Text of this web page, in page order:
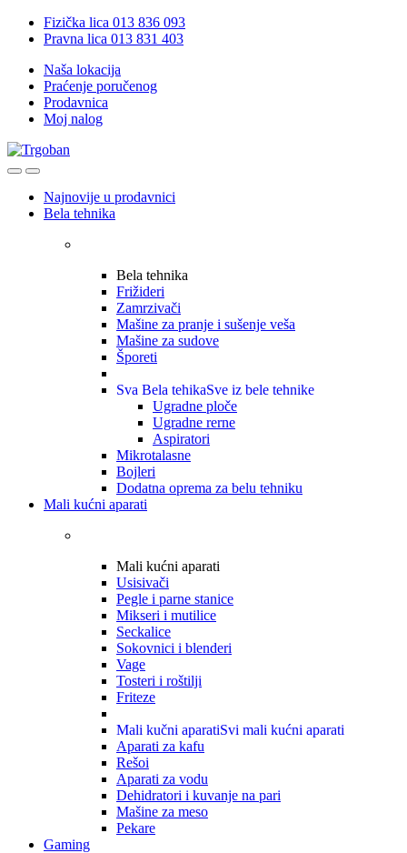
Skip
Skip
Fizička lica 013 836 093
Pravna lica 013 831 403
Naša lokacija
Praćenje poručenog
Prodavnica
Moj nalog
OpenClose
Najnovije u prodavnici
Bela tehnika
Bela tehnika
Frižideri
Zamrzivači
Mašine za pranje i sušenje veša
Mašine za sudove
Šporeti
Sva Bela tehikaSve iz bele tehnike
Ugradne ploče
Ugradne rerne
Aspiratori
Mikrotalasne
Bojleri
Dodatna oprema za belu tehniku
Mali kućni aparati
Mali kućni aparati
Usisivači
Pegle i parne stanice
Mikseri i mutilice
Seckalice
Sokovnici i blenderi
Vage
Tosteri i roštilji
Friteze
Mali kučni aparatiSvi mali kućni aparati
Aparati za kafu
Rešoi
Aparati za vodu
Dehidratori i kuvanje na pari
Mašine za meso
Pekare
Gaming